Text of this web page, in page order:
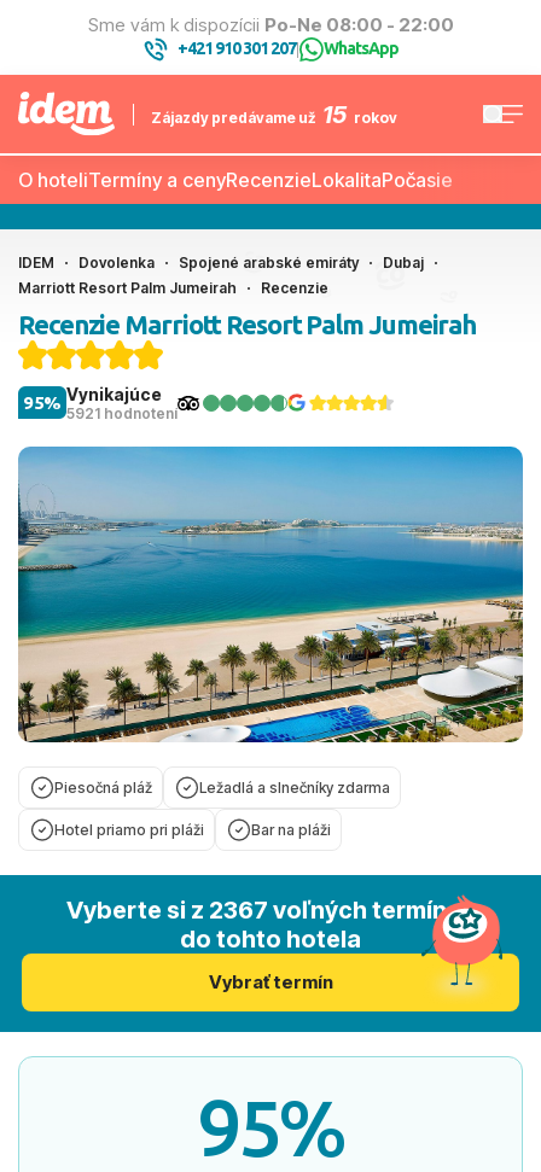
Sme vám k dispozícii Po-Ne 08:00 - 22:00
+421 910 301 207| WhatsApp
Zájazdy predávame už 15 rokov
O hoteliTermíny a cenyRecenzieLokalitaPočasie
IDEM Dovolenka Spojené arabské emiráty
Dubaj
Marriott Resort Palm Jumeirah
Recenzie
Recenzie Marriott Resort Palm Jumeirah
Vynikajúce
5921 hodnotení
95%
Piesočná pláž Ležadlá a slnečníky zdarma
Hotel priamo pri pláži Bar na pláži
Vyberte si z 2367 voľných termínov
do tohto hotela
Vybrať termín
95%